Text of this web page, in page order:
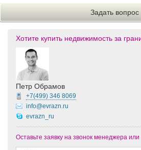
Хотите купить недвижимость за
Петр Обрамов
+7(499) 346 8069
info@evrazn.ru
evrazn_ru
Оставьте заявку на звонок менеджера